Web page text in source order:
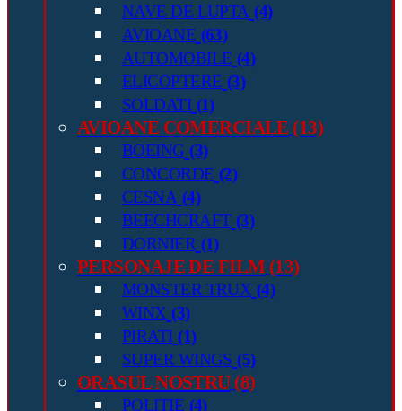
NAVE DE LUPTA (4)
AVIOANE (63)
AUTOMOBILE (4)
ELICOPTERE (3)
SOLDATI (1)
AVIOANE COMERCIALE (13)
BOEING (3)
CONCORDE (2)
CESNA (4)
BEECHCRAFT (3)
DORNIER (1)
PERSONAJE DE FILM (13)
MONSTER TRUX (4)
WINX (3)
PIRATI (1)
SUPER WINGS (5)
ORASUL NOSTRU (8)
POLITIE (4)